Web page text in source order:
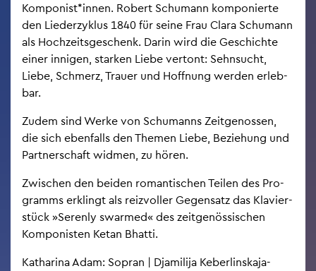
Kom­po­nist*innen. Ro­bert Schu­mann kom­po­nier­te
den Lie­der­zy­klus 1840 für seine Frau Clara Schu­mann
als Hoch­zeits­ge­schenk. Darin wird die Ge­schich­te
einer in­ni­gen, star­ken Liebe ver­tont: Sehn­sucht,
Liebe, Schmerz, Trau­er und Hoff­nung wer­den er­leb­
bar.
Zudem sind Werke von Schu­manns Zeit­ge­nos­sen,
die sich eben­falls den The­men Liebe, Be­zie­hung und
Part­ner­schaft wid­men, zu hören.
Zwi­schen den bei­den ro­man­ti­schen Tei­len des Pro­
gramms er­klingt als reiz­vol­ler Ge­gen­satz das Kla­vier­
stück »Se­ren­ly swar­med« des zeit­ge­nös­si­schen
Kom­po­nis­ten Ketan Bhat­ti.
Ka­tha­ri­na Adam: So­pran | Dja­mi­li­ja Ke­ber­lin­s­ka­ja-